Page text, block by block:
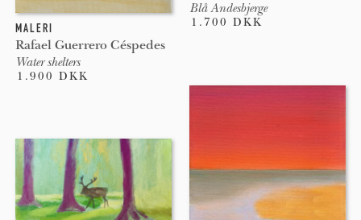
Blå Andesbjerge
1.700 DKK
MALERI
Rafael Guerrero Céspedes
Water shelters
1.900 DKK